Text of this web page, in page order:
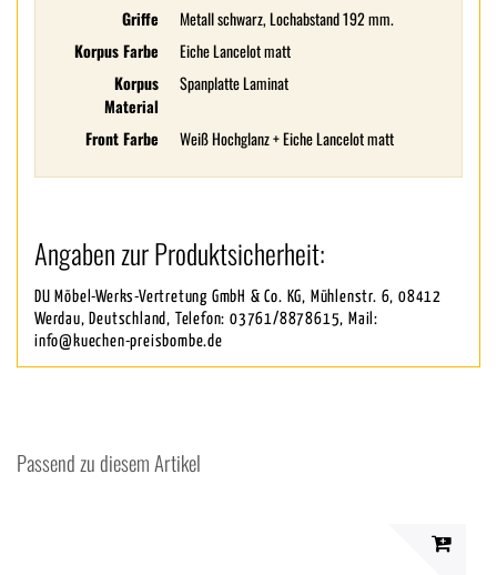
Griffe
Metall schwarz, Lochabstand 192 mm.
Korpus Farbe
Eiche Lancelot matt
Korpus
Material
Spanplatte Laminat
Front Farbe Weiß Hochglanz + Eiche Lancelot matt
Angaben zur Produktsicherheit:
DU Möbel-Werks-Vertretung GmbH & Co. KG, Mühlenstr. 6, 08412
Werdau, Deutschland, Telefon: 03761/8878615, Mail:
info@kuechen-preisbombe.de
Passend zu diesem Artikel